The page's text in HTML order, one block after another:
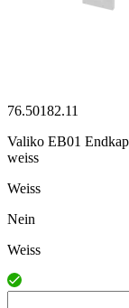
76.50182.11
Valiko EB01
weiss
Weiss
Nein
Weiss